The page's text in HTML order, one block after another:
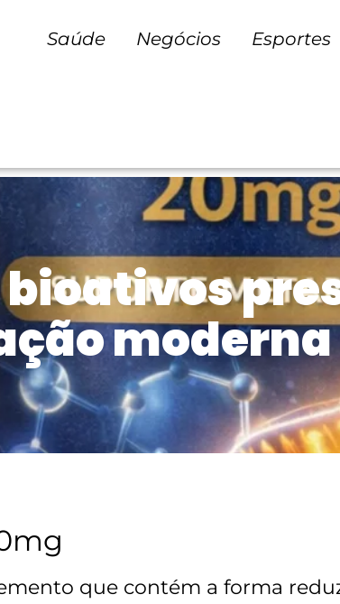
Saúde Negócios Esportes
moderna
que contém a forma